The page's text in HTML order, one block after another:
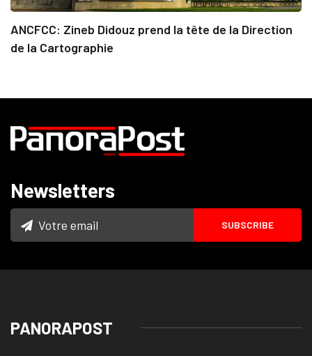
ANCFCC: Zineb Didouz prend la tête de la Direction
de la Cartographie
Newsletters
PANORAPOST